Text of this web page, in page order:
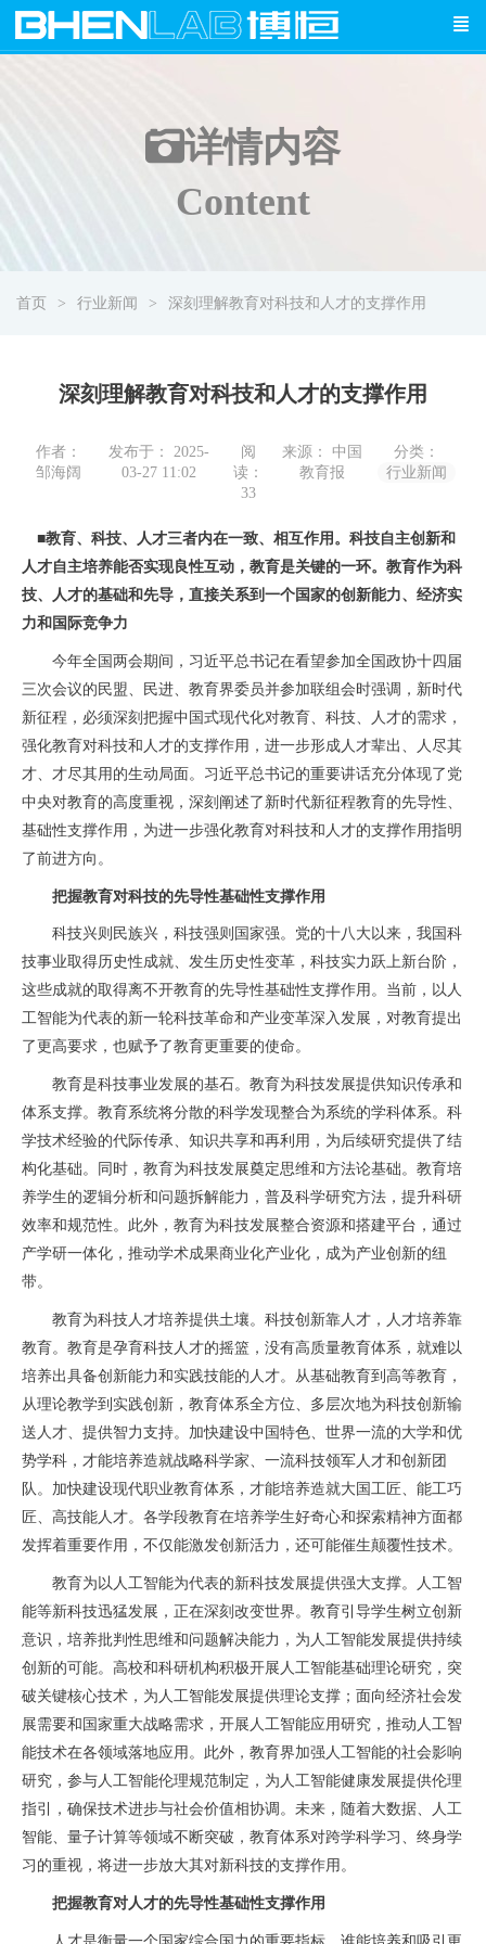
详情内容
Content
首页 行业新闻 深刻理解教育对科技和人才的支撑作用
深刻理解教育对科技和人才的支撑作用
作者：
邹海阔
发布于： 2025-
03-27 11:02
阅
读：
33
来源： 中国
教育报
分类：
行业新闻
■教育、科技、人才三者内在一致、相互作用。科技自主创新和
人才自主培养能否实现良性互动，教育是关键的一环。教育作为科
技、人才的基础和先导，直接关系到一个国家的创新能力、经济实
力和国际竞争力
今年全国两会期间，习近平总书记在看望参加全国政协十四届
三次会议的民盟、民进、教育界委员并参加联组会时强调，新时代
新征程，必须深刻把握中国式现代化对教育、科技、人才的需求，
强化教育对科技和人才的支撑作用，进一步形成人才辈出、人尽其
才、才尽其用的生动局面。习近平总书记的重要讲话充分体现了党
中央对教育的高度重视，深刻阐述了新时代新征程教育的先导性、
基础性支撑作用，为进一步强化教育对科技和人才的支撑作用指明
了前进方向。
把握教育对科技的先导性基础性支撑作用
科技兴则民族兴，科技强则国家强。党的十八大以来，我国科
技事业取得历史性成就、发生历史性变革，科技实力跃上新台阶，
这些成就的取得离不开教育的先导性基础性支撑作用。当前，以人
工智能为代表的新一轮科技革命和产业变革深入发展，对教育提出
了更高要求，也赋予了教育更重要的使命。
教育是科技事业发展的基石。教育为科技发展提供知识传承和
体系支撑。教育系统将分散的科学发现整合为系统的学科体系。科
学技术经验的代际传承、知识共享和再利用，为后续研究提供了结
构化基础。同时，教育为科技发展奠定思维和方法论基础。教育培
养学生的逻辑分析和问题拆解能力，普及科学研究方法，提升科研
效率和规范性。此外，教育为科技发展整合资源和搭建平台，通过
产学研一体化，推动学术成果商业化产业化，成为产业创新的纽
带。
教育为科技人才培养提供土壤。科技创新靠人才，人才培养靠
教育。教育是孕育科技人才的摇篮，没有高质量教育体系，就难以
培养出具备创新能力和实践技能的人才。从基础教育到高等教育，
从理论教学到实践创新，教育体系全方位、多层次地为科技创新输
送人才、提供智力支持。加快建设中国特色、世界一流的大学和优
势学科，才能培养造就战略科学家、一流科技领军人才和创新团
队。加快建设现代职业教育体系，才能培养造就大国工匠、能工巧
匠、高技能人才。各学段教育在培养学生好奇心和探索精神方面都
发挥着重要作用，不仅能激发创新活力，还可能催生颠覆性技术。
教育为以人工智能为代表的新科技发展提供强大支撑。人工智
能等新科技迅猛发展，正在深刻改变世界。教育引导学生树立创新
意识，培养批判性思维和问题解决能力，为人工智能发展提供持续
创新的可能。高校和科研机构积极开展人工智能基础理论研究，突
破关键核心技术，为人工智能发展提供理论支撑；面向经济社会发
展需要和国家重大战略需求，开展人工智能应用研究，推动人工智
能技术在各领域落地应用。此外，教育界加强人工智能的社会影响
研究，参与人工智能伦理规范制定，为人工智能健康发展提供伦理
指引，确保技术进步与社会价值相协调。未来，随着大数据、人工
智能、量子计算等领域不断突破，教育体系对跨学科学习、终身学
习的重视，将进一步放大其对新科技的支撑作用。
把握教育对人才的先导性基础性支撑作用
人才是衡量一个国家综合国力的重要指标。谁能培养和吸引更